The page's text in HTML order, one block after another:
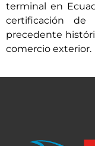
terminal en
certificación de
precedente
comercio exterior.